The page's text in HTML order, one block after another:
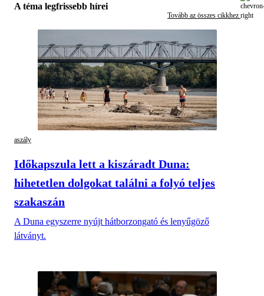
A téma legfrissebb hírei
Tovább az összes cikkhez
aszály
Időkapszula lett a kiszáradt Duna:
hihetetlen dolgokat találni a folyó teljes
szakaszán
A Duna egyszerre nyújt hátborzongató és lenyűgöző
látványt.